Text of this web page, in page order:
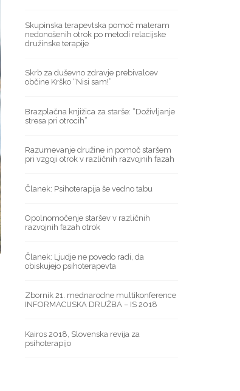
r
Skupinska terapevtska pomoč materam
nedonošenih otrok po metodi relacijske
družinske terapije
Skrb za duševno zdravje prebivalcev
občine Krško “Nisi sam!”
Brazplačna knjižica za starše: “Doživljanje
stresa pri otrocih”
Razumevanje družine in pomoč staršem
pri vzgoji otrok v različnih razvojnih fazah
Članek: Psihoterapija še vedno tabu
Opolnomočenje staršev v različnih
razvojnih fazah otrok
Članek: Ljudje ne povedo radi, da
obiskujejo psihoterapevta
Zbornik 21. mednarodne multikonference
INFORMACIJSKA DRUŽBA – IS 2018
Kairos 2018, Slovenska revija za
psihoterapijo